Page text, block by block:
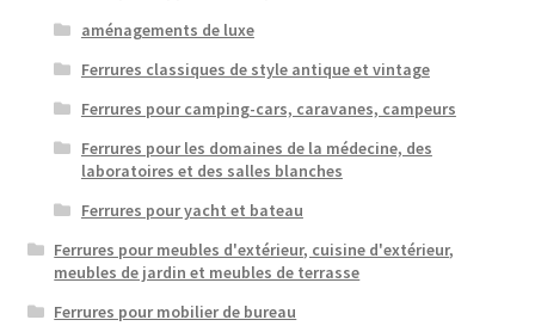
aménagements de luxe
Ferrures classiques de style antique et vintage
Ferrures pour camping-cars, caravanes, campeurs
Ferrures pour les domaines de la médecine, des
laboratoires et des salles blanches
Ferrures pour yacht et bateau
Ferrures pour meubles d'extérieur, cuisine d'extérieur,
meubles de jardin et meubles de terrasse
Ferrures pour mobilier de bureau